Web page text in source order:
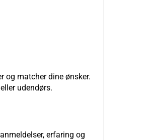
og matcher dine ønsker.
udendørs.
erfaring og